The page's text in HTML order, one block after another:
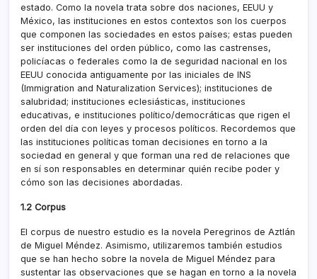
estado. Como la novela trata sobre dos naciones, EEUU y
México, las instituciones en estos contextos son los cuerpos
que componen las sociedades en estos paí­ses; estas pueden
ser instituciones del orden público, como las castrenses,
policí­acas o federales como la de seguridad nacional en los
EEUU conocida antiguamente por las iniciales de INS
(Immigration and Naturalization Services); instituciones de
salubridad; instituciones eclesiásticas, instituciones
educativas, e instituciones polí­tico/democráticas que rigen el
orden del dí­a con leyes y procesos polí­ticos. Recordemos que
las instituciones polí­ticas toman decisiones en torno a la
sociedad en general y que forman una red de relaciones que
en sí­ son responsables en determinar quién recibe poder y
cómo son las decisiones abordadas.
1.2 Corpus
El corpus de nuestro estudio es la novela Peregrinos de Aztlán
de Miguel Méndez. Asimismo, utilizaremos también estudios
que se han hecho sobre la novela de Miguel Méndez para
sustentar las observaciones que se hagan en torno a la novela